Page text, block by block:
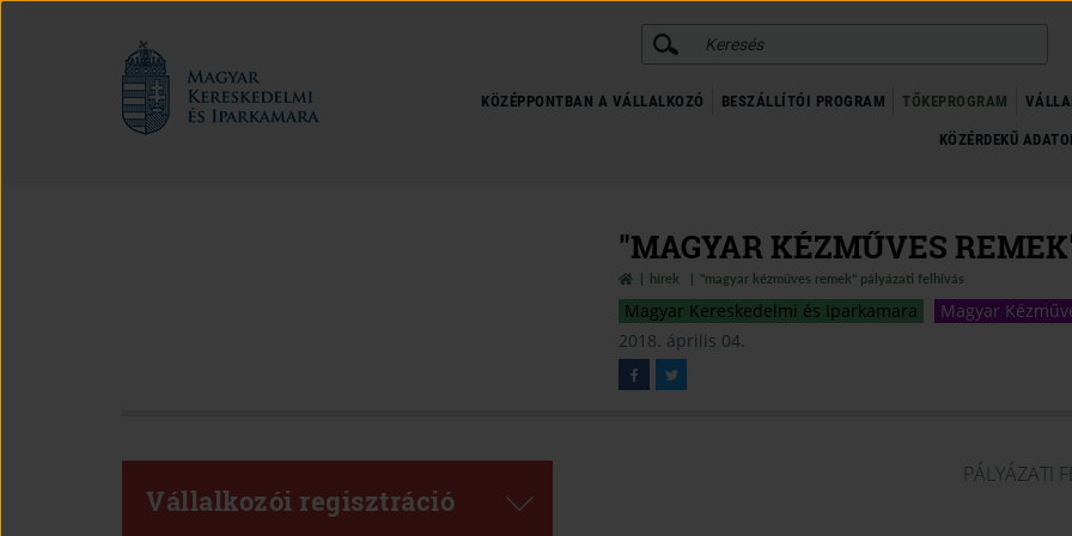
Magyar
Kereskedelmi
és
Iparkamara
KERESÉS
KÖZÉPPONTBAN A VÁLLALKOZÓ BESZÁLLÍTÓI PROGRAM TŐKEPROGRAM
KÖZÉRDEKŰ
"MAGYAR KÉZMŰVES
hírek "magyar kézműves remek" pályázati felhívás
Magyar Kereskedelmi és Iparkamara
Magyar
2018. április 04.
Vállalkozói regisztráció
PÁLYÁZATI